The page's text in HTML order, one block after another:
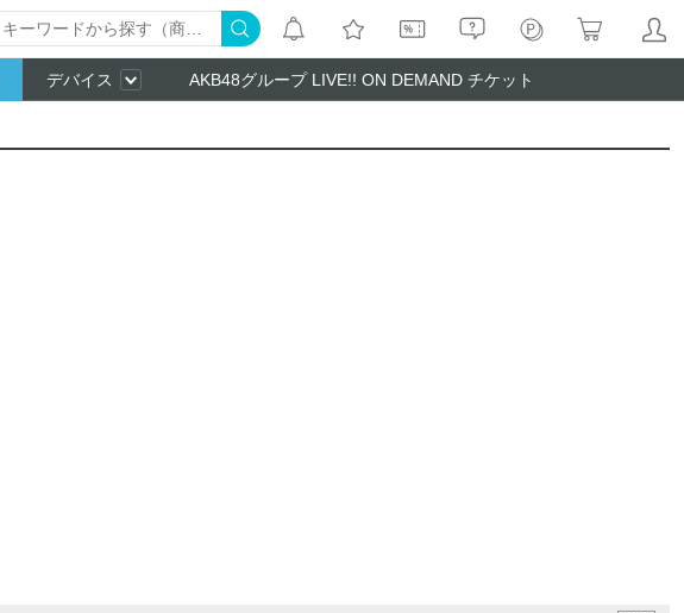
デバイス AKB48グループ LIVE!! ON DEMAND チケット